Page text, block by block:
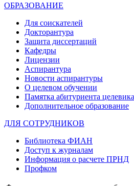
ОБРАЗОВАНИЕ
Для соискателей
Докторантура
Защита диссертаций
Кафедры
Лицензии
Аспирантура
Новости аспирантуры
О целевом обучении
Памятка абитуриента целевика
Дополнительное образование
ДЛЯ СОТРУДНИКОВ
Библиотека ФИАН
Доступ к журналам
Информация о расчете ПРНД
Профком